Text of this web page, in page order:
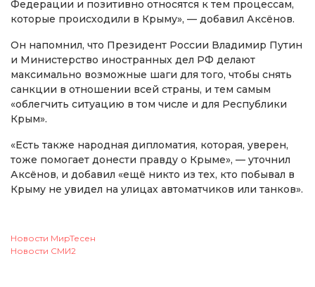
Федерации и позитивно относятся к тем процессам,
которые происходили в Крыму», — добавил Аксёнов.
Он напомнил, что Президент России Владимир Путин
и Министерство иностранных дел РФ делают
максимально возможные шаги для того, чтобы снять
санкции в отношении всей страны, и тем самым
«облегчить ситуацию в том числе и для Республики
Крым».
«Есть также народная дипломатия, которая, уверен,
тоже помогает донести правду о Крыме», — уточнил
Аксёнов, и добавил «ещё никто из тех, кто побывал в
Крыму не увидел на улицах автоматчиков или танков».
Новости МирТесен
Новости СМИ2